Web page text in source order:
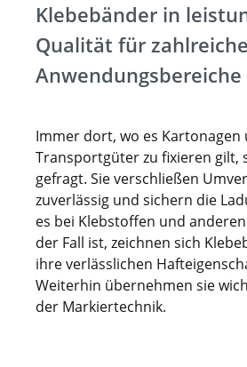
Qualität und Sicherheit
Sie in optimierte
dem
Klebebänder in
Qualität für zahlreiche
Anwendungsbereiche
Immer dort, wo es Kartonagen
Transportgüter zu fixieren gilt,
gefragt. Sie verschließen
zuverlässig und sichern die
es bei Klebstoffen und
der Fall ist, zeichnen sich
ihre verlässlichen
Weiterhin übernehmen sie
der Markiertechnik.